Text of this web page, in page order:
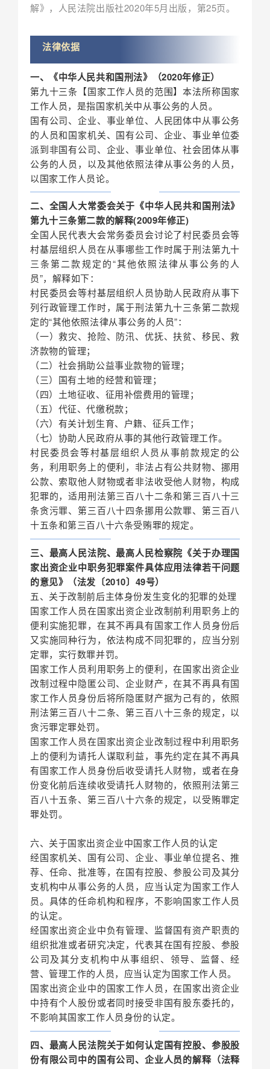
解》，人民法院出版社2020年5月出版，第25页。
法律依据
一、《中华人民共和国刑法》（2020年修正）
第九十三条【国家工作人员的范围】本法所称国家
工作人员，是指国家机关中从事公务的人员。
国有公司、企业、事业单位、人民团体中从事公务
的人员和国家机关、国有公司、企业、事业单位委
派到非国有公司、企业、事业单位、社会团体从事
公务的人员，以及其他依照法律从事公务的人员，
以国家工作人员论。
二、全国人大常委会关于《中华人民共和国刑法》
第九十三条第二款的解释(2009年修正)
全国人民代表大会常务委员会讨论了村民委员会等
村基层组织人员在从事哪些工作时属于刑法第九十
三条第二款规定的“其他依照法律从事公务的人
员”，解释如下：
村民委员会等村基层组织人员协助人民政府从事下
列行政管理工作时，属于刑法第九十三条第二款规
定的“其他依照法律从事公务的人员”：
（一）救灾、抢险、防汛、优抚、扶贫、移民、救
济款物的管理；
（二）社会捐助公益事业款物的管理；
（三）国有土地的经营和管理；
（四）土地征收、征用补偿费用的管理；
（五）代征、代缴税款；
（六）有关计划生育、户籍、征兵工作；
（七）协助人民政府从事的其他行政管理工作。
村民委员会等村基层组织人员从事前款规定的公
务，利用职务上的便利，非法占有公共财物、挪用
公款、索取他人财物或者非法收受他人财物，构成
犯罪的，适用刑法第三百八十二条和第三百八十三
条贪污罪、第三百八十四条挪用公款罪、第三百八
十五条和第三百八十六条受贿罪的规定。
三、最高人民法院、最高人民检察院《关于办理国
家出资企业中职务犯罪案件具体应用法律若干问题
的意见》（法发〔2010〕49号）
五、关于改制前后主体身份发生变化的犯罪的处理
国家工作人员在国家出资企业改制前利用职务上的
便利实施犯罪，在其不再具有国家工作人员身份后
又实施同种行为，依法构成不同犯罪的，应当分别
定罪，实行数罪并罚。
国家工作人员利用职务上的便利，在国家出资企业
改制过程中隐匿公司、企业财产，在其不再具有国
家工作人员身份后将所隐匿财产据为己有的，依照
刑法第三百八十二条、第三百八十三条的规定，以
贪污罪定罪处罚。
国家工作人员在国家出资企业改制过程中利用职务
上的便利为请托人谋取利益，事先约定在其不再具
有国家工作人员身份后收受请托人财物，或者在身
份变化前后连续收受请托人财物的，依照刑法第三
百八十五条、第三百八十六条的规定，以受贿罪定
罪处罚。
六、关于国家出资企业中国家工作人员的认定
经国家机关、国有公司、企业、事业单位提名、推
荐、任命、批准等，在国有控股、参股公司及其分
支机构中从事公务的人员，应当认定为国家工作人
员。具体的任命机构和程序，不影响国家工作人员
的认定。
经国家出资企业中负有管理、监督国有资产职责的
组织批准或者研究决定，代表其在国有控股、参股
公司及其分支机构中从事组织、领导、监督、经
营、管理工作的人员，应当认定为国家工作人员。
国家出资企业中的国家工作人员，在国家出资企业
中持有个人股份或者同时接受非国有股东委托的，
不影响其国家工作人员身份的认定。
四、最高人民法院关于如何认定国有控股、参股股
份有限公司中的国有公司、企业人员的解释（法释